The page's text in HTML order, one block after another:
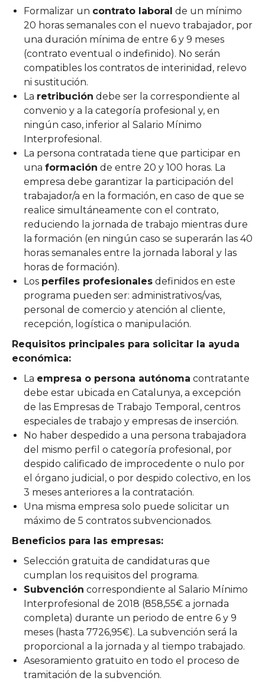
Formalizar un contrato laboral de un mínimo
20 horas semanales con el nuevo trabajador, por
una duración mínima de entre 6 y 9 meses
(contrato eventual o indefinido). No serán
compatibles los contratos de interinidad, relevo
ni sustitución.
La retribución debe ser la correspondiente al
convenio y a la categoría profesional y, en
ningún caso, inferior al Salario Mínimo
Interprofesional.
La persona contratada tiene que participar en
una formación de entre 20 y 100 horas. La
empresa debe garantizar la participación del
trabajador/a en la formación, en caso de que se
realice simultáneamente con el contrato,
reduciendo la jornada de trabajo mientras dure
la formación (en ningún caso se superarán las 40
horas semanales entre la jornada laboral y las
horas de formación).
Los perfiles profesionales definidos en este
programa pueden ser: administrativos/vas,
personal de comercio y atención al cliente,
recepción, logística o manipulación.
Requisitos principales para solicitar la ayuda
económica:
La empresa o persona autónoma contratante
debe estar ubicada en Catalunya, a excepción
de las Empresas de Trabajo Temporal, centros
especiales de trabajo y empresas de inserción.
No haber despedido a una persona trabajadora
del mismo perfil o categoría profesional, por
despido calificado de improcedente o nulo por
el órgano judicial, o por despido colectivo, en los
3 meses anteriores a la contratación.
Una misma empresa solo puede solicitar un
máximo de 5 contratos subvencionados.
Beneficios para las empresas:
Selección gratuita de candidaturas que
cumplan los requisitos del programa.
Subvención correspondiente al Salario Mínimo
Interprofesional de 2018 (858,55€ a jornada
completa) durante un periodo de entre 6 y 9
meses (hasta 7726,95€). La subvención será la
proporcional a la jornada y al tiempo trabajado.
Asesoramiento gratuito en todo el proceso de
tramitación de la subvención.